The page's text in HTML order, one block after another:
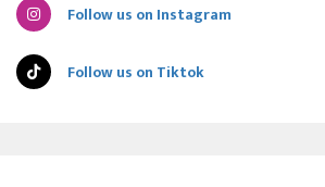
Follow us on Instagram
Follow us on Tiktok